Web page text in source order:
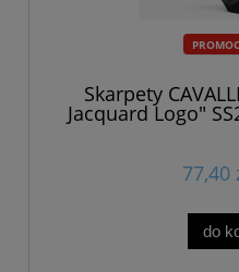
Skarpety
Jacquard Logo"
77,40
do